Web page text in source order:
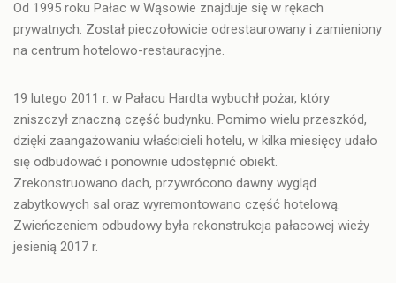
Od 1995 roku Pałac w Wąsowie znajduje się w rękach
prywatnych. Został pieczołowicie odrestaurowany i zamieniony
na centrum hotelowo-restauracyjne.
19 lutego 2011 r. w Pałacu Hardta wybuchł pożar, który
zniszczył znaczną część budynku. Pomimo wielu przeszkód,
dzięki zaangażowaniu właścicieli hotelu, w kilka miesięcy udało
się odbudować i ponownie udostępnić obiekt.
Zrekonstruowano dach, przywrócono dawny wygląd
zabytkowych sal oraz wyremontowano część hotelową.
Zwieńczeniem odbudowy była rekonstrukcja pałacowej wieży
jesienią 2017 r.